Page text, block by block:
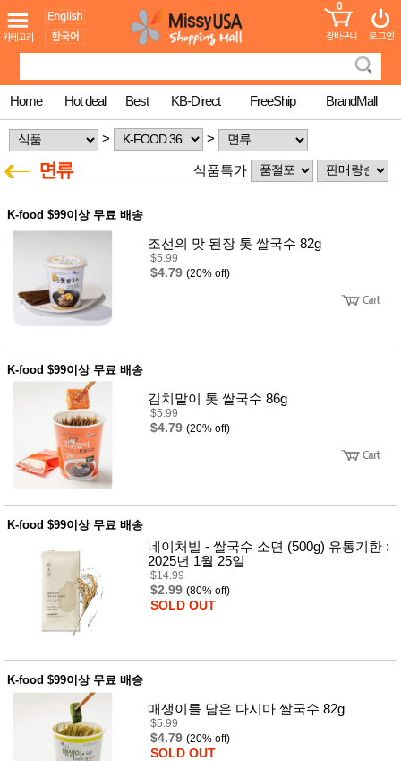
도 어린이
청소년
컬러링
북
한국학
습지
미국학
습지
국 송
꽃배송
문브랜
건강보
조제품
기능성
품
Diet/여
성용품
메이크
헤어케
어/염색
어/향수
남성화
미용제
주방가
계절/생
활가전
전
주 명품식
기브랜
보관용
MissyShop
Login
0
Home Hot deal Best KB-Direct FreeShip BrandMall
> >
면류 식품특가
K-food $99이상 무료 배송
조선의 맛 된장 톳 쌀국수 82g
$5.99
$4.79 (20% off)
K-food $99이상 무료 배송
김치말이 톳 쌀국수 86g
$5.99
$4.79 (20% off)
K-food $99이상 무료 배송
네이처빌 - 쌀국수 소면 (500g) 유통기한 :
2025년 1월 25일
$14.99
$2.99 (80% off)
SOLD OUT
K-food $99이상 무료 배송
매생이를 담은 다시마 쌀국수 82g
$5.99
$4.79 (20% off)
SOLD OUT